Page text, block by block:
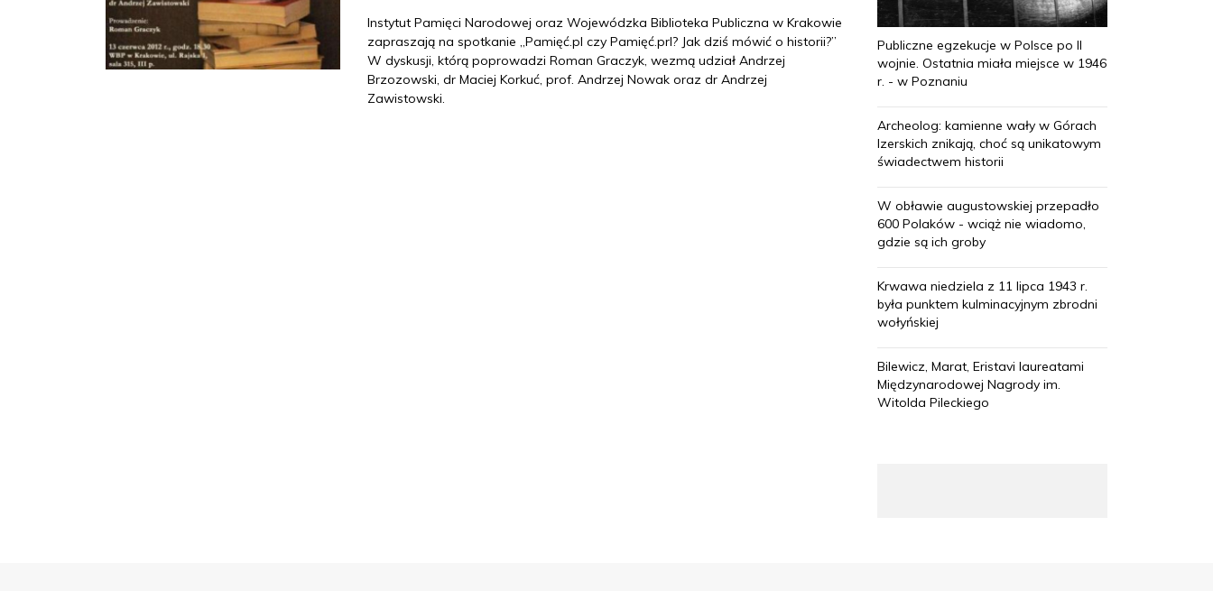
Instytut Pamięci Narodowej oraz Wojewódzka Biblioteka Publiczna w Krakowie
zapraszają na spotkanie „Pamięć.pl czy Pamięć.prl? Jak dziś mówić o historii?”
W dyskusji, którą poprowadzi Roman Graczyk, wezmą udział Andrzej
Brzozowski, dr Maciej Korkuć, prof. Andrzej Nowak oraz dr Andrzej
Zawistowski.
Publiczne egzekucje w Polsce po II
wojnie. Ostatnia miała miejsce w 1946
r. - w Poznaniu
Archeolog: kamienne wały w Górach
Izerskich znikają, choć są unikatowym
świadectwem historii
W obławie augustowskiej przepadło
600 Polaków - wciąż nie wiadomo,
gdzie są ich groby
Krwawa niedziela z 11 lipca 1943 r.
była punktem kulminacyjnym zbrodni
wołyńskiej
Bilewicz, Marat, Eristavi laureatami
Międzynarodowej Nagrody im.
Witolda Pileckiego